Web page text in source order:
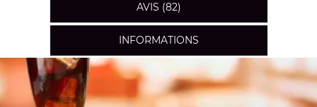
AVIS (82)
INFORMATIONS